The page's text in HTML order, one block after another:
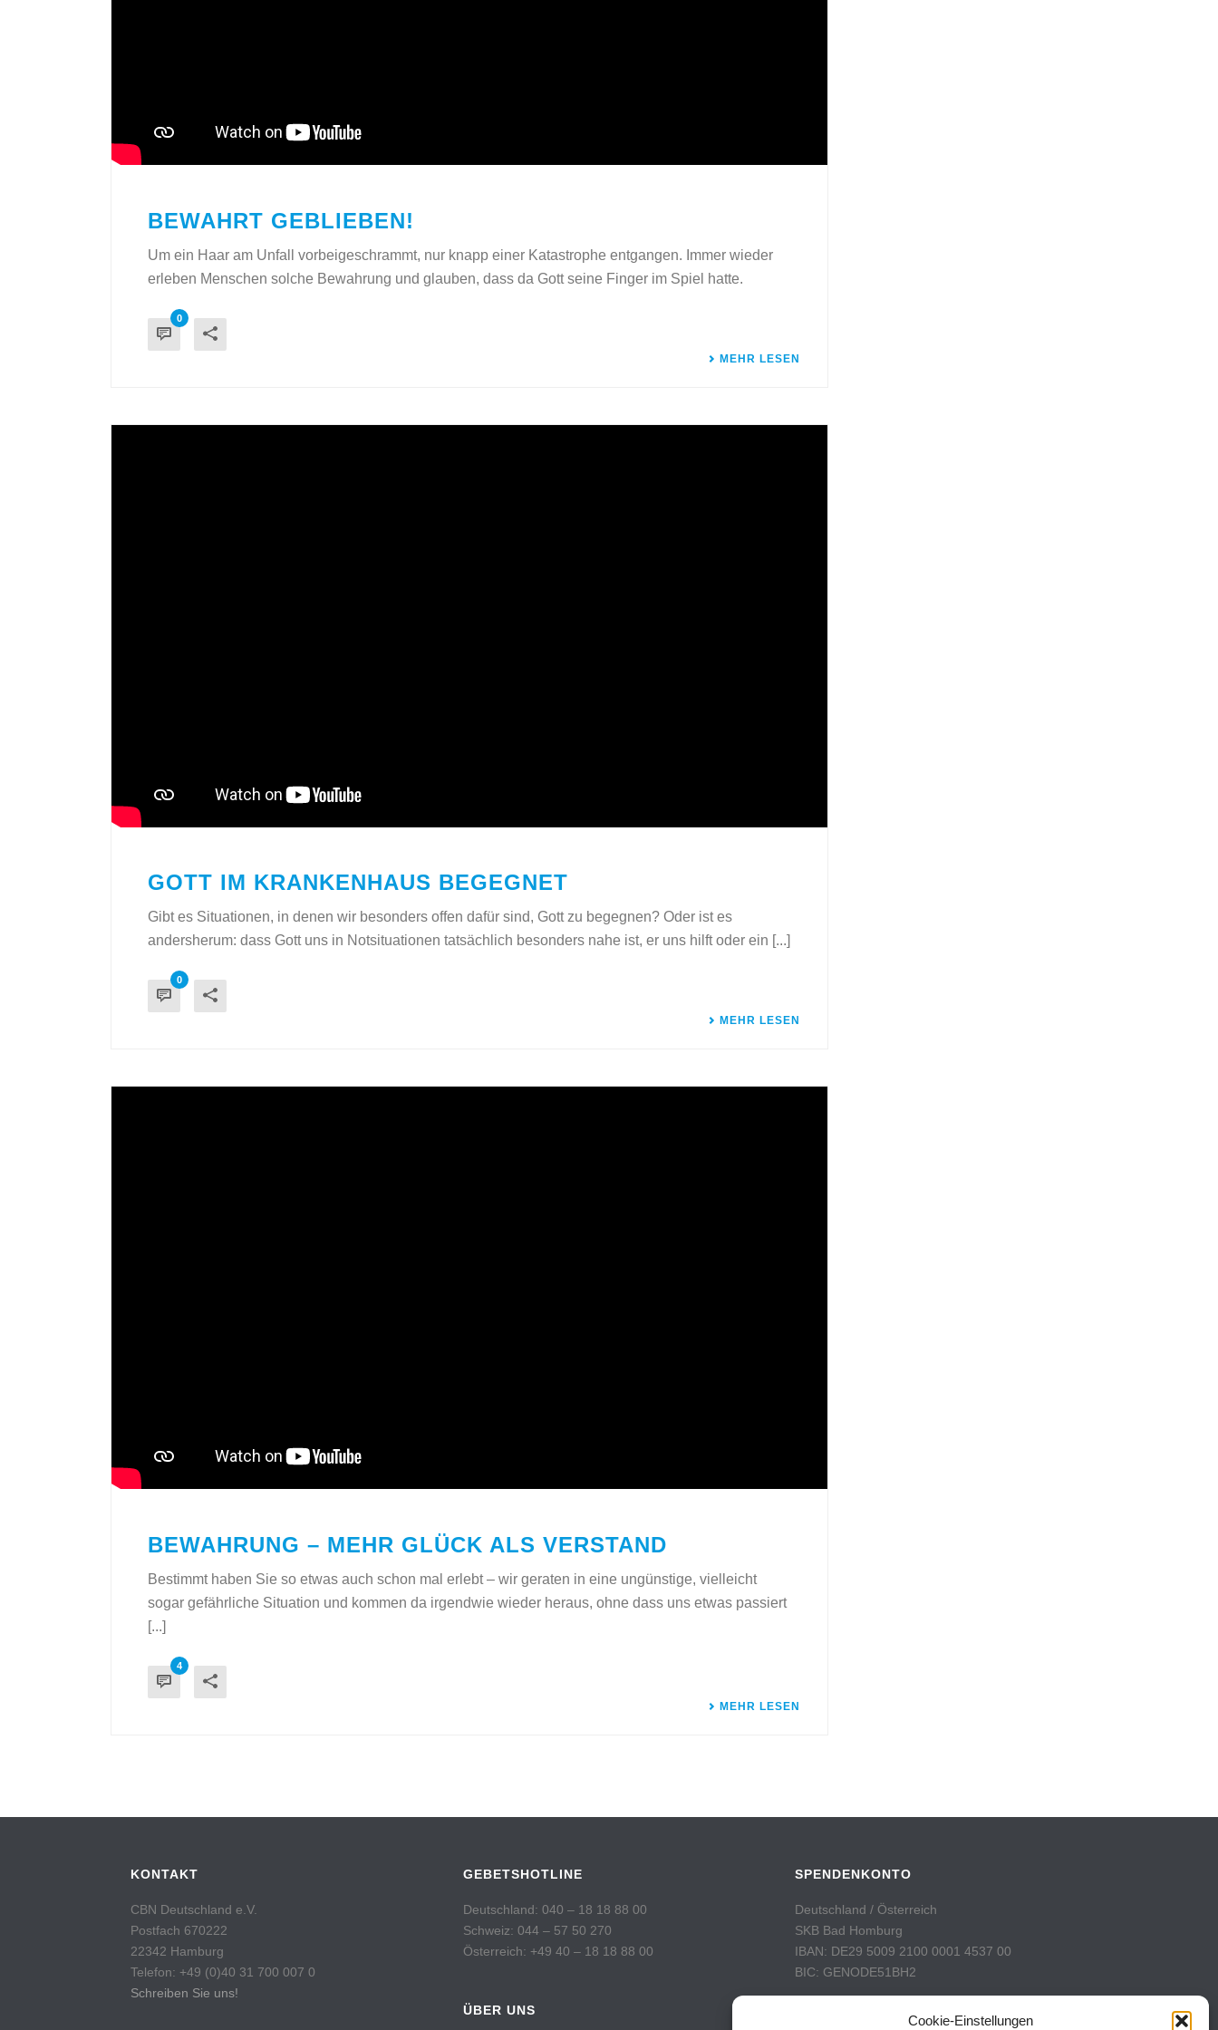
Cookie-Einstellungen
BEWAHRT GEBLIEBEN!
Um ein Haar am Unfall vorbeigeschrammt, nur knapp einer Katastrophe entgangen. Immer wieder
erleben Menschen solche Bewahrung und glauben, dass da Gott seine Finger im Spiel hatte.
0
MEHR LESEN
GOTT IM KRANKENHAUS BEGEGNET
Gibt es Situationen, in denen wir besonders offen dafür sind, Gott zu begegnen? Oder ist es
andersherum: dass Gott uns in Notsituationen tatsächlich besonders nahe ist, er uns hilft oder ein [...]
0
MEHR LESEN
BEWAHRUNG – MEHR GLÜCK ALS VERSTAND
Bestimmt haben Sie so etwas auch schon mal erlebt – wir geraten in eine ungünstige, vielleicht
sogar gefährliche Situation und kommen da irgendwie wieder heraus, ohne dass uns etwas passiert
[...]
4
MEHR LESEN
KONTAKT
CBN Deutschland e.V.
Postfach 670222
22342 Hamburg
Telefon: +49 (0)40 31 700 007 0
Schreiben Sie uns!
GEBETSHOTLINE
Deutschland: 040 – 18 18 88 00
Schweiz: 044 – 57 50 270
Österreich: +49 40 – 18 18 88 00
ÜBER UNS
SPENDENKONTO
Deutschland / Österreich
SKB Bad Homburg
IBAN: DE29 5009 2100 0001 4537 00
BIC: GENODE51BH2